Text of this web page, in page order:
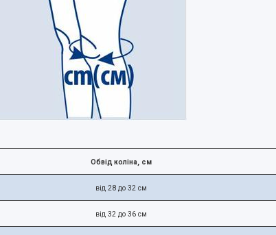
Обвід коліна, см
від 28 до 32 см
від 32 до 36 см